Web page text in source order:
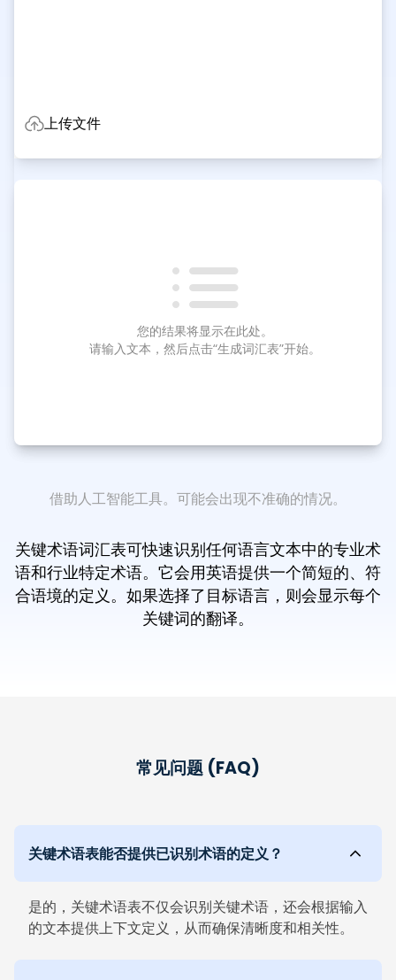
上传文件
您的结果将显示在此处。
请输入文本，然后点击“生成词汇表”开始。
借助人工智能工具。可能会出现不准确的情况。
关键术语词汇表可快速识别任何语言文本中的专业术
语和行业特定术语。它会用英语提供一个简短的、符
合语境的定义。如果选择了目标语言，则会显示每个
关键词的翻译。
常见问题 (FAQ)
关键术语表能否提供已识别术语的定义？
是的，关键术语表不仅会识别关键术语，还会根据输入
的文本提供上下文定义，从而确保清晰度和相关性。